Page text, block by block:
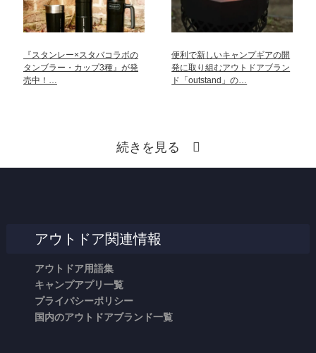
『スタンレー×スタバコラボの
タンブラー・カップ3種』が発
売中！…
便利で新しいキャンプギアの開
発に取り組むアウトドアブラン
ド「outstand」の…
続きを見る
アウトドア関連情報
アウトドア用語集
キャンプアプリ一覧
プライバシーポリシー
国内のアウトドアブランド一覧